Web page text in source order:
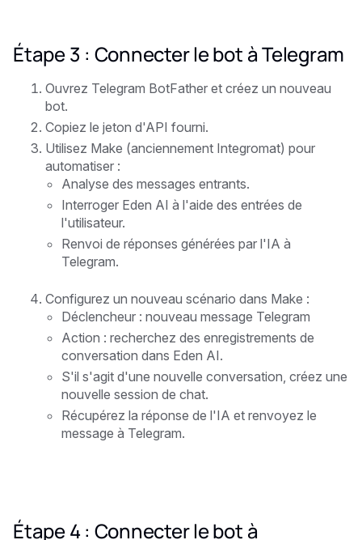
Étape 3 : Connecter le bot à Telegram
Ouvrez Telegram BotFather et créez un nouveau
bot.
Copiez le jeton d'API fourni.
Utilisez Make (anciennement Integromat) pour
automatiser :
Analyse des messages entrants.
Interroger Eden AI à l'aide des entrées de
l'utilisateur.
Renvoi de réponses générées par l'IA à
Telegram.
Configurez un nouveau scénario dans Make :
Déclencheur : nouveau message Telegram
Action : recherchez des enregistrements de
conversation dans Eden AI.
S'il s'agit d'une nouvelle conversation, créez une
nouvelle session de chat.
Récupérez la réponse de l'IA et renvoyez le
message à Telegram.
Étape 4 : Connecter le bot à